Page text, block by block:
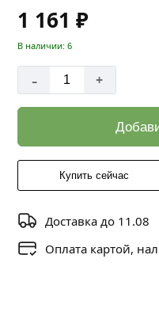
1 161 ₽
В наличии: 6
- +
Купить сейчас
Доставка до 11.08
Оплата картой,